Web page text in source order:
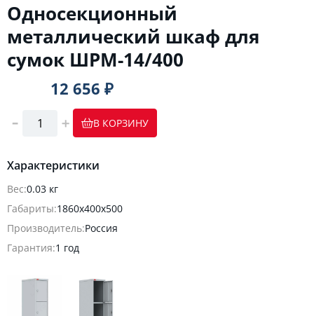
Односекционный
металлический шкаф для
сумок ШРМ-14/400
Характеристики
Вес:0.03 кг
Габариты:1860х400х500
Производитель:Россия
Гарантия:1 год
12 656 ₽
В КОРЗИНУ